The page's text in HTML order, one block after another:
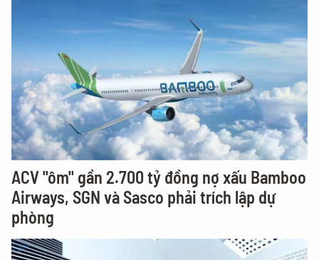
ACV "ôm" gần 2.700 tỷ đồng nợ xấu Bamboo
Airways, SGN và Sasco phải trích lập dự
phòng